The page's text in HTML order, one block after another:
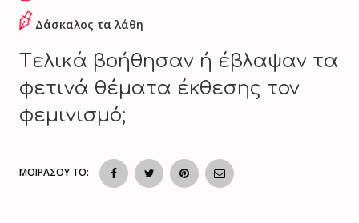
Δάσκαλος τα λάθη
Tελικά βοήθησαν ή έβλαψαν τα
φετινά θέματα έκθεσης τον
φεμινισμό;
ΜΟΙΡΑΣΟΥ ΤΟ: